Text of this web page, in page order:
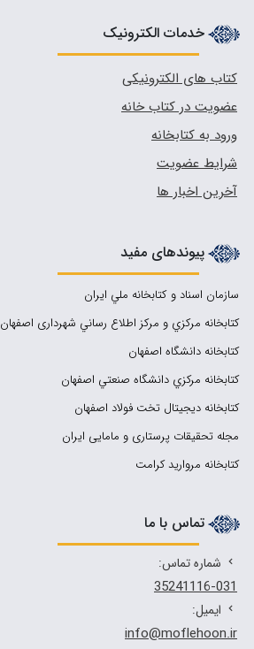
خدمات الکترونیک
کتاب های الکترونیکی
عضویت در کتاب خانه
ورود به کتابخانه
شرایط عضویت
آخرین اخبار ها
پیوندهای مفید
سازمان اسناد و كتابخانه ملي ايران
کتابخانه مركزي و مركز اطلاع رساني شهرداری اصفهان
کتابخانه دانشگاه اصفهان
کتابخانه مرکزي دانشگاه صنعتي اصفهان
کتابخانه دیجیتال تخت فولاد اصفهان
مجله تحقیقات پرستاری و مامایی ایران
کتابخانه مروارید کرامت
تماس با ما
شماره تماس:
35241116-031
ایمیل:
info@moflehoon.ir